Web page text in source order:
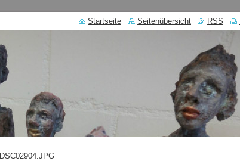
DSC02904.JPG
Startseite Seitenübersicht RSS